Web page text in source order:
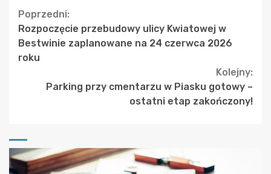
Continue
Reading
Poprzedni:
Rozpoczęcie przebudowy ulicy Kwiatowej w
Bestwinie zaplanowane na 24 czerwca 2026
roku
Kolejny:
Parking przy cmentarzu w Piasku gotowy –
ostatni etap zakończony!